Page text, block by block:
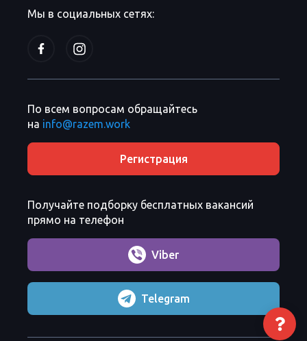
Мы в социальных сетях:
По всем вопросам обращайтесь
на info@razem.work
Регистрация
Получайте подборку бесплатных вакансий
прямо на телефон
Viber
Telegram